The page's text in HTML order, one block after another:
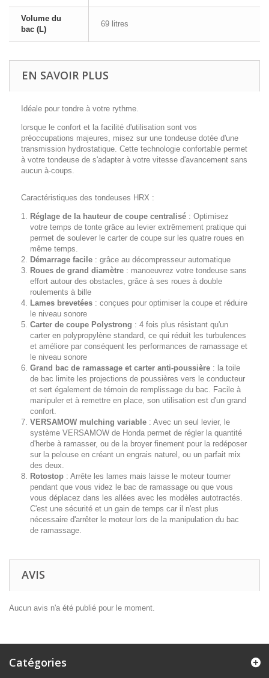
Volume du
bac (L)
69 litres
EN SAVOIR PLUS
Idéale pour tondre à votre rythme.
lorsque le confort et la facilité d'utilisation sont vos
préoccupations majeures, misez sur une tondeuse dotée d'une
transmission hydrostatique. Cette technologie confortable permet
à votre tondeuse de s'adapter à votre vitesse d'avancement sans
aucun à-coups.
Caractéristiques des tondeuses HRX :
Réglage de la hauteur de coupe centralisé : Optimisez
votre temps de tonte grâce au levier extrêmement pratique qui
permet de soulever le carter de coupe sur les quatre roues en
même temps.
Démarrage facile : grâce au décompresseur automatique
Roues de grand diamètre : manoeuvrez votre tondeuse sans
effort autour des obstacles, grâce à ses roues à double
roulements à bille
Lames brevetées : conçues pour optimiser la coupe et réduire
le niveau sonore
Carter de coupe Polystrong : 4 fois plus résistant qu'un
carter en polypropylène standard, ce qui réduit les turbulences
et améliore par conséquent les performances de ramassage et
le niveau sonore
Grand bac de ramassage et carter anti-poussière : la toile
de bac limite les projections de poussières vers le conducteur
et sert également de témoin de remplissage du bac. Facile à
manipuler et à remettre en place, son utilisation est d'un grand
confort.
VERSAMOW mulching variable : Avec un seul levier, le
système VERSAMOW de Honda permet de régler la quantité
d'herbe à ramasser, ou de la broyer finement pour la redéposer
sur la pelouse en créant un engrais naturel, ou un parfait mix
des deux.
Rotostop : Arrête les lames mais laisse le moteur tourner
pendant que vous videz le bac de ramassage ou que vous
vous déplacez dans les allées avec les modèles autotractés.
C'est une sécurité et un gain de temps car il n'est plus
nécessaire d'arrêter le moteur lors de la manipulation du bac
de ramassage.
AVIS
Aucun avis n'a été publié pour le moment.
Catégories